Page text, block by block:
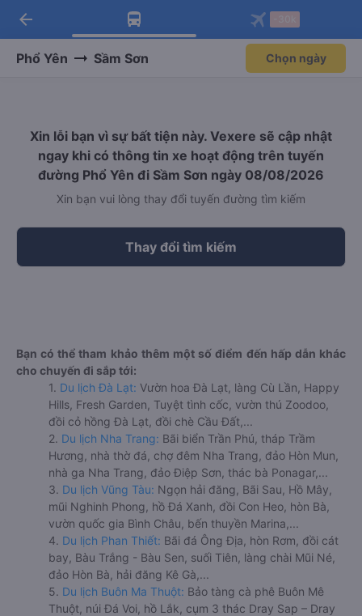
Tải app Vexere ngay!
Nhận ưu đãi thành viên độc
Mở app
Tải app Vexere
-30k/ghế khi đặt vé máy bay qua
Mở app
arrow_back
Phổ Yên Sầm Sơn Chọn ngày
Xin lỗi bạn vì sự bất tiện này. Vexere sẽ cập nhật
ngay khi có thông tin xe hoạt động trên tuyến
đường Phổ Yên đi Sầm Sơn ngày 08/08/2026
Xin bạn vui lòng thay đổi tuyến đường tìm kiếm
Thay đổi tìm kiếm
Bạn có thể tham khảo thêm một số điểm đến hấp dẫn khác
cho chuyến đi sắp tới:
1. Du lịch Đà Lạt: Vườn hoa Đà Lạt, làng Cù Lần, Happy
Hills, Fresh Garden, Tuyệt tình cốc, vườn thú Zoodoo,
đồi cỏ hồng Đà Lạt, đồi chè Cầu Đất,...
2. Du lịch Nha Trang: Bãi biển Trần Phú, tháp Trầm
Hương, nhà thờ đá, chợ đêm Nha Trang, đảo Hòn Mun,
nhà ga Nha Trang, đảo Điệp Sơn, thác bà Ponagar,...
3. Du lịch Vũng Tàu: Ngọn hải đăng, Bãi Sau, Hồ Mây,
mũi Nghinh Phong, hồ Đá Xanh, đồi Con Heo, hòn Bà,
vườn quốc gia Bình Châu, bến thuyền Marina,...
4. Du lịch Phan Thiết: Bãi đá Ông Địa, hòn Rơm, đồi cát
bay, Bàu Trắng - Bàu Sen, suối Tiên, làng chài Mũi Né,
đảo Hòn Bà, hải đăng Kê Gà,...
5. Du lịch Buôn Ma Thuột: Bảo tàng cà phê Buôn Mê
Thuột, núi Đá Voi, hồ Lắk, cụm 3 thác Dray Sap – Dray